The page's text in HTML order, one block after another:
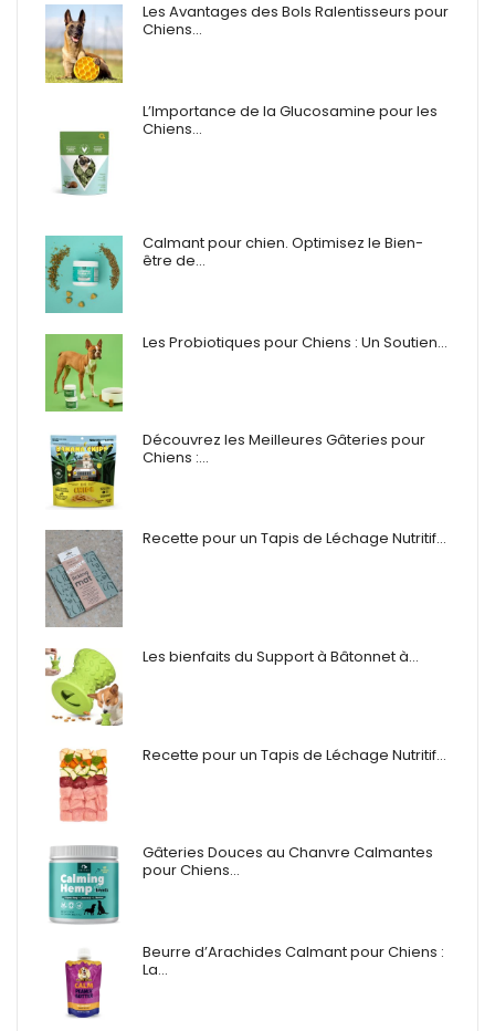
Les Avantages des Bols Ralentisseurs pour
Chiens…
L’Importance de la Glucosamine pour les
Chiens…
Calmant pour chien. Optimisez le Bien-
être de…
Les Probiotiques pour Chiens : Un Soutien…
Découvrez les Meilleures Gâteries pour
Chiens :…
Recette pour un Tapis de Léchage Nutritif…
Les bienfaits du Support à Bâtonnet à…
Recette pour un Tapis de Léchage Nutritif…
Gâteries Douces au Chanvre Calmantes
pour Chiens…
Beurre d’Arachides Calmant pour Chiens :
La…